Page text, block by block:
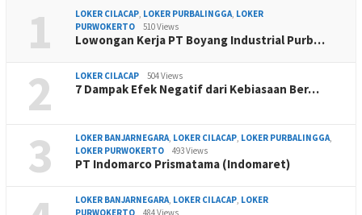
1 LOKER CILACAP, LOKER PURBALINGGA, LOKER
PURWOKERTO
510 Views
Lowongan Kerja PT Boyang Industrial Purb…
2 LOKER CILACAP 504 Views
7 Dampak Efek Negatif dari Kebiasaan Ber…
3 LOKER BANJARNEGARA, LOKER CILACAP, LOKER PURBALINGGA,
LOKER PURWOKERTO
493 Views
PT Indomarco Prismatama (Indomaret)
LOKER BANJARNEGARA, LOKER CILACAP, LOKER
PURWOKERTO
484 Views